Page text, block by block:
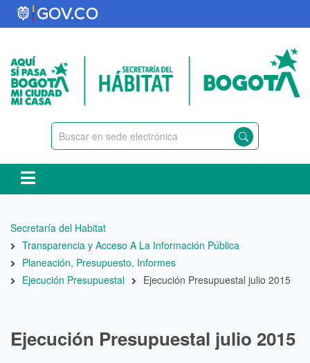
Pasar
al
principal
Ruta
de
navegación
Secretaría del Habitat
Transparencia y Acceso A La Información Pública
Planeación, Presupuesto, Informes
Ejecución Presupuestal
Ejecución Presupuestal julio 2015
Ejecución Presupuestal julio 2015